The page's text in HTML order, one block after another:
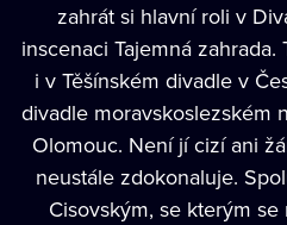
zahrát si hlavní roli v
inscenaci Tajemná
i v Těšínském divadle v
divadle moravskoslezském
Olomouc. Není jí cizí ani
neustále zdokonaluje.
Cisovským, se kterým